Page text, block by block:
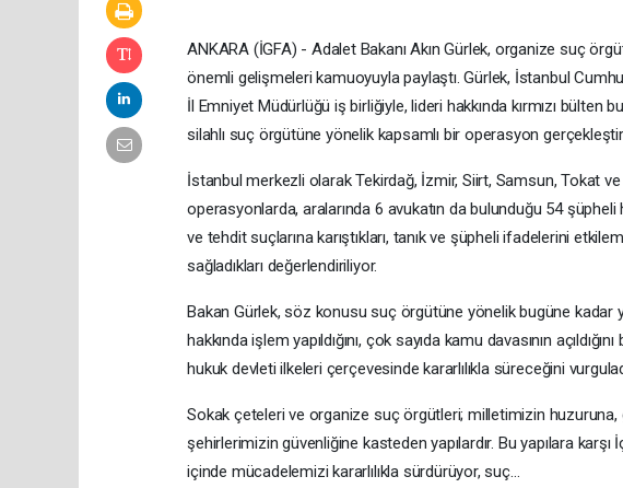
ANKARA (İGFA) - Adalet Bakanı Akın Gürlek, organize suç
önemli gelişmeleri kamuoyuyla paylaştı. Gürlek, İstanbul
İl Emniyet Müdürlüğü iş birliğiyle, lideri hakkında kırmızı bülten
silahlı suç örgütüne yönelik kapsamlı bir operasyon
İstanbul merkezli olarak Tekirdağ, İzmir, Siirt, Samsun, Tokat ve
operasyonlarda, aralarında 6 avukatın da bulunduğu 54 şüpheli
ve tehdit suçlarına karıştıkları, tanık ve şüpheli ifadelerini
sağladıkları değerlendiriliyor.
Bakan Gürlek, söz konusu suç örgütüne yönelik bugüne kadar
hakkında işlem yapıldığını, çok sayıda kamu davasının
hukuk devleti ilkeleri çerçevesinde kararlılıkla süreceğini
Sokak çeteleri ve organize suç örgütleri; milletimizin
şehirlerimizin güvenliğine kasteden yapılardır. Bu yapılara
içinde mücadelemizi kararlılıkla sürdürüyor, suç…